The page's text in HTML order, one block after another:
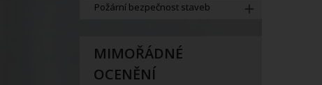
Požární bezpečnost staveb
MIMOŘÁDNÉ
OCENĚNÍ